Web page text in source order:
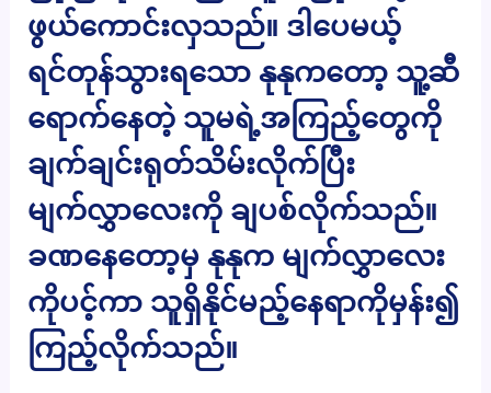
ဖွယ်ကောင်းလှသည်။ ဒါပေမယ့်
ရင်တုန်သွားရသော နုနုကတော့ သူ့ဆီ
ရောက်နေတဲ့ သူမရဲ့အကြည့်တွေကို
ချက်ချင်းရုတ်သိမ်းလိုက်ပြီး
မျက်လွှာလေးကို ချပစ်လိုက်သည်။
ခဏနေတော့မှ နုနုက မျက်လွှာလေး
ကိုပင့်ကာ သူရှိနိုင်မည့်နေရာကိုမှန်း၍
ကြည့်လိုက်သည်။